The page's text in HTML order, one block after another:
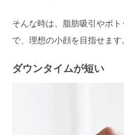
そんな時は、脂肪吸引やボ
で、理想の小顔を目指せます
ダウンタイムが短い